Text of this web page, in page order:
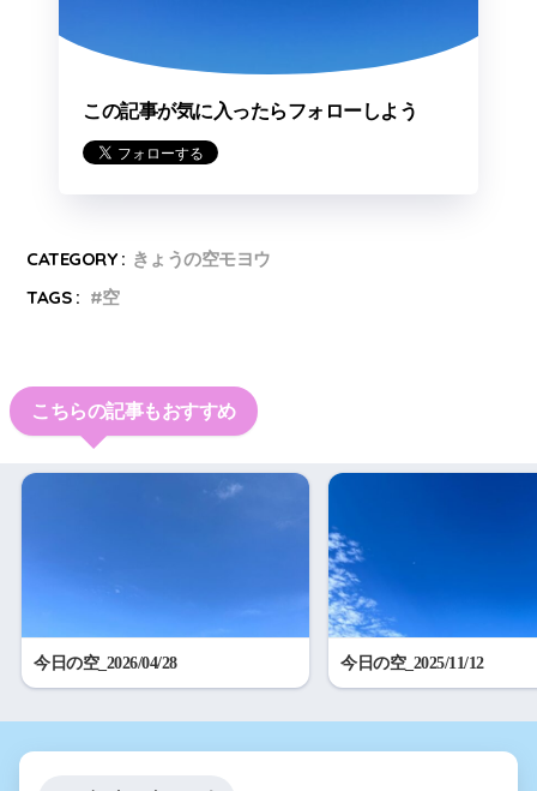
この記事が気に入ったらフォローしよう
CATEGORY : きょうの空モヨウ
TAGS :
空
こちらの記事もおすすめ
今日の空_2026/04/28 今日の空_2025/11/12